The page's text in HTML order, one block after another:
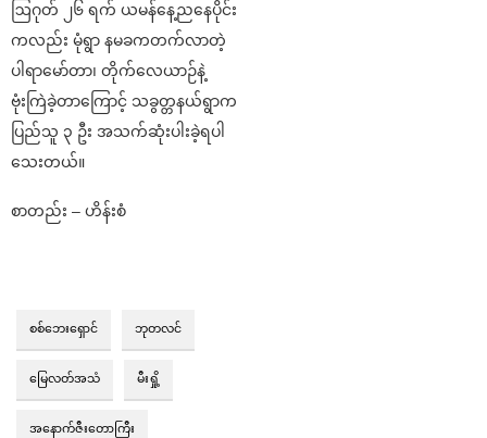
ဩဂုတ် ၂၆ ရက် ယမန်နေ့ညနေပိုင်း
ကလည်း မုံရွာ နမခကတက်လာတဲ့
ပါရာမော်တာ၊ တိုက်လေယာဉ်နဲ့
ဗုံးကြဲခဲ့တာကြောင့် သခွတ္တနယ်ရွာက
ပြည်သူ ၃ ဦး အသက်ဆုံးပါးခဲ့ရပါ
သေးတယ်။
စာတည်း – ဟိန်းစံ
စစ်ဘေးရှောင် ဘုတလင်
မြေလတ်အသံ မီးရှို့
အနောက်ဇီးတောကြီး